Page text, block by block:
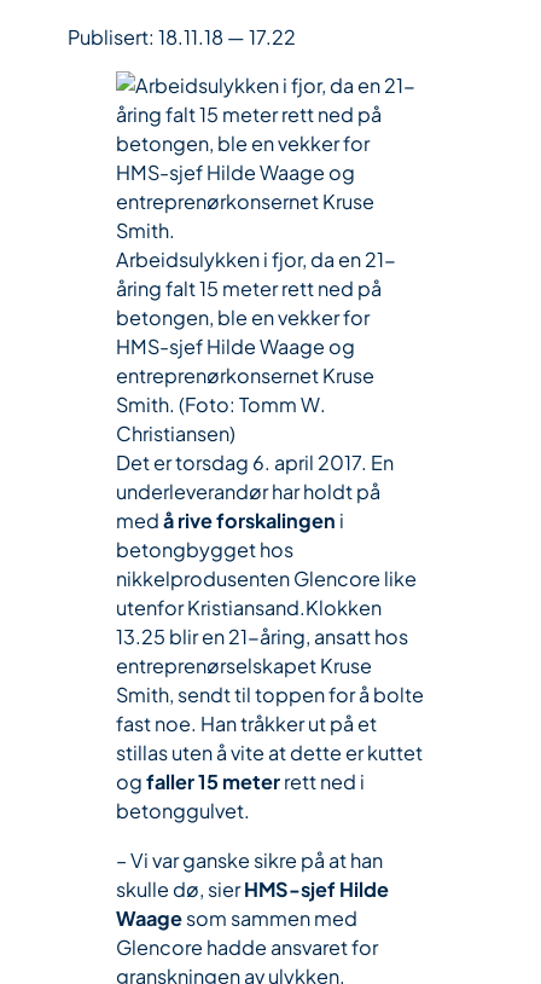
Publisert: 18.11.18 — 17.22
Arbeidsulykken i fjor, da en 21-
åring falt 15 meter rett ned på
betongen, ble en vekker for
HMS-sjef Hilde Waage og
entreprenørkonsernet Kruse
Smith. (Foto: Tomm W.
Christiansen)
Det er torsdag 6. april 2017. En
underleverandør har holdt på
medå rive forskalingen i
betongbygget hos
nikkelprodusenten Glencore like
utenfor Kristiansand.Klokken
13.25 blir en 21-åring, ansatt hos
entreprenørselskapet Kruse
Smith, sendt til toppen for å bolte
fast noe. Han tråkker ut på et
stillas uten å vite at dette er kuttet
ogfaller 15 meterrett ned i
betonggulvet.
– Vi var ganske sikre på at han
skulle dø, sierHMS-sjef Hilde
Waagesom sammen med
Glencore hadde ansvaret for
granskningen av ulykken.